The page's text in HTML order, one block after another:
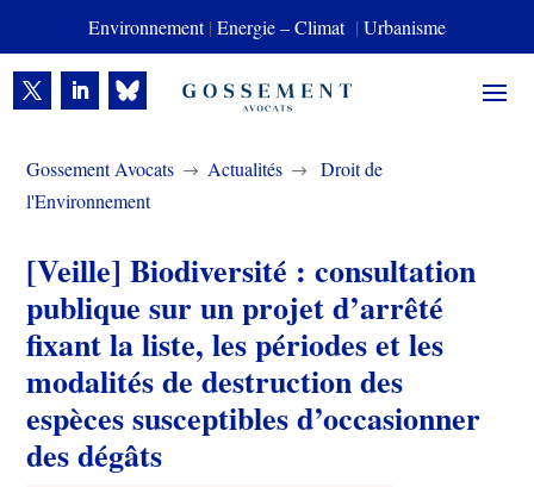
Environnement| Energie – Climat | Urbanisme
Gossement Avocats $ Actualités $
Droit de
l'Environnement
[Veille] Biodiversité : consultation
publique sur un projet d’arrêté
fixant la liste, les périodes et les
modalités de destruction des
espèces susceptibles d’occasionner
des dégâts